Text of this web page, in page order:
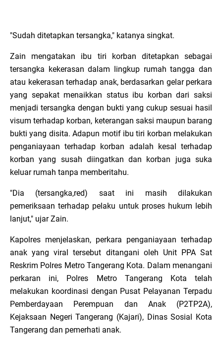
"Sudah ditetapkan tersangka," katanya singkat.
Zain mengatakan ibu tiri korban ditetapkan sebagai
tersangka kekerasan dalam lingkup rumah tangga dan
atau kekerasan terhadap anak, berdasarkan gelar perkara
yang sepakat menaikkan status ibu korban dari saksi
menjadi tersangka dengan bukti yang cukup sesuai hasil
visum terhadap korban, keterangan saksi maupun barang
bukti yang disita. Adapun motif ibu tiri korban melakukan
penganiayaan terhadap korban adalah kesal terhadap
korban yang susah diingatkan dan korban juga suka
keluar rumah tanpa memberitahu.
"Dia (tersangka,red) saat ini masih dilakukan
pemeriksaan terhadap pelaku untuk proses hukum lebih
lanjut," ujar Zain.
Kapolres menjelaskan, perkara penganiayaan terhadap
anak yang viral tersebut ditangani oleh Unit PPA Sat
Reskrim Polres Metro Tangerang Kota. Dalam menangani
perkaran ini, Polres Metro Tangerang Kota telah
melakukan koordinasi dengan Pusat Pelayanan Terpadu
Pemberdayaan Perempuan dan Anak (P2TP2A),
Kejaksaan Negeri Tangerang (Kajari), Dinas Sosial Kota
Tangerang dan pemerhati anak.